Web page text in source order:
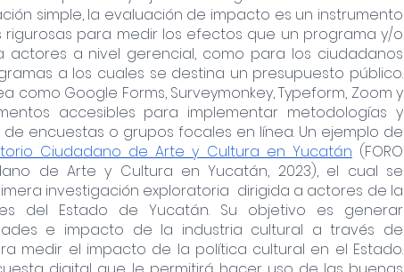
simple, la evaluación de impacto es un instrumento
para medir los efectos que un programa y/o
a nivel gerencial, como para los ciudadanos
a los cuales se destina un presupuesto público.
como Google Forms, Surveymonkey, Typeform, Zoom y
accesibles para implementar metodologías y
encuestas o grupos focales en línea. Un ejemplo de
Ciudadano de Arte y Cultura en Yucatán (FORO
de Arte y Cultura en Yucatán, 2023), el cual se
investigación exploratoria  dirigida a actores de la
del Estado de Yucatán. Su objetivo es generar
e impacto de la industria cultural a través de
medir el impacto de la política cultural en el Estado.